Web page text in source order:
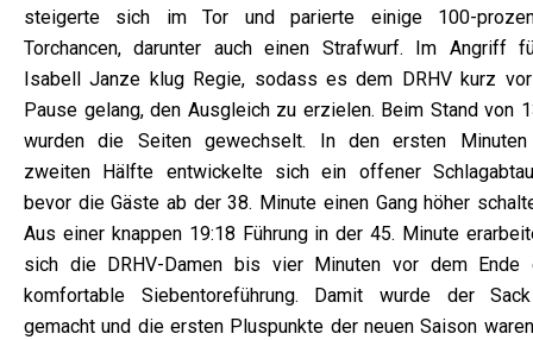
steigerte sich im Tor und parierte einige 100-
Torchancen, darunter auch einen Strafwurf. Im Angriff
Isabell Janze klug Regie, sodass es dem DRHV kurz
Pause gelang, den Ausgleich zu erzielen. Beim Stand von
wurden die Seiten gewechselt. In den ersten
zweiten Hälfte entwickelte sich ein offener
bevor die Gäste ab der 38. Minute einen Gang höher
Aus einer knappen 19:18 Führung in der 45. Minute
sich die DRHV-Damen bis vier Minuten vor dem Ende
komfortable Siebentoreführung. Damit wurde der
gemacht und die ersten Pluspunkte der neuen Saison